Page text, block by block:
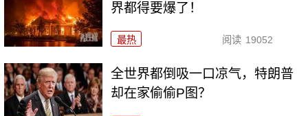
界都得要爆了！
最热 阅读 19052
全世界都倒吸一口凉气，特朗普
却在家偷偷P图？